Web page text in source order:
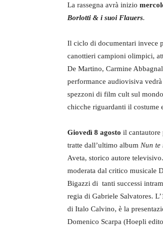
La rassegna avrà inizio
Borlotti & i suoi Flauers.
Il ciclo di documentari invece
canottieri campioni olimpici,
De Martino, Carmine
performance audiovisiva
spezzoni di film cult sul
chicche riguardanti il costume
Giovedì 8 agosto il cantautore
tratte dall’ultimo album Nun te
Aveta, storico autore
moderata dal critico musicale
Bigazzi di tanti successi
regia di Gabriele Salvatores.
di Italo Calvino, è la
Domenico Scarpa (Hoepli